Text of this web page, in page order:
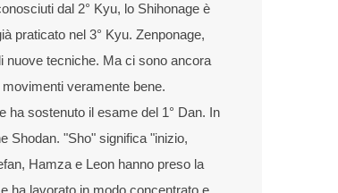
dal 2° Kyu, lo Shihonage è
praticato nel 3° Kyu. Zenponage,
nuove tecniche. Ma ci sono ancora
veramente bene.
ha sostenuto il esame del 1° Dan. In
Shodan. "Sho" significa "inizio,
Hamza e Leon hanno preso la